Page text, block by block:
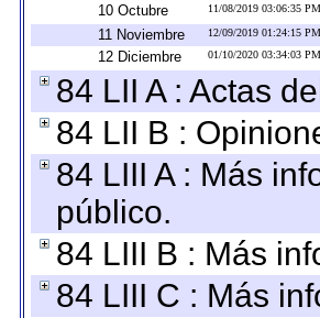
10 Octubre 11/08/2019 03:06:35 PM
11 Noviembre 12/09/2019 01:24:15 PM
12 Diciembre 01/10/2020 03:34:03 PM
84 LII A : Actas
84 LII B :
84 LIII A : Más
público.
84 LIII B : Más
84 LIII C : Más